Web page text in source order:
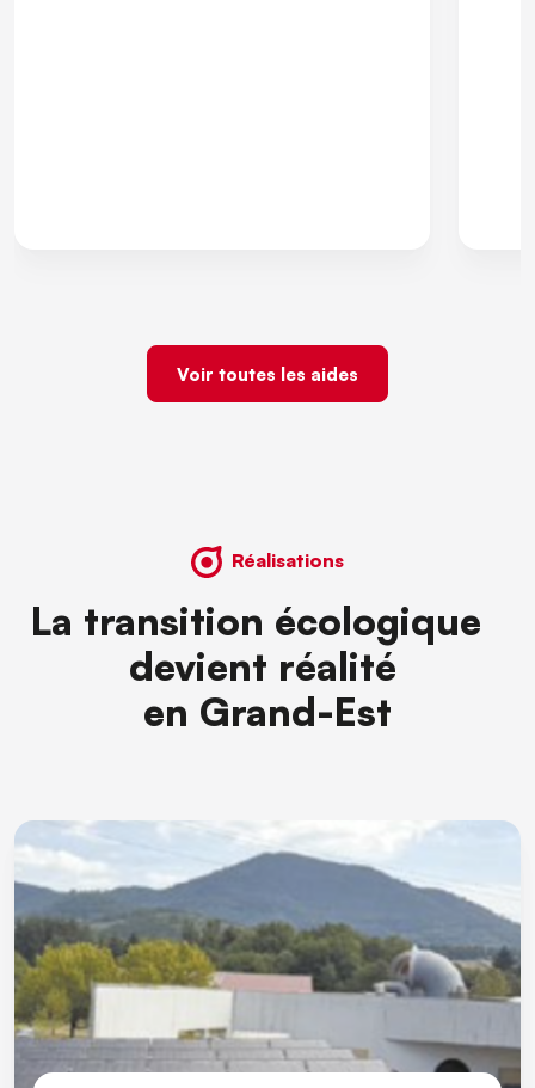
Voir toutes les aides
Réalisations
La transition écologique
devient réalité
en Grand-Est